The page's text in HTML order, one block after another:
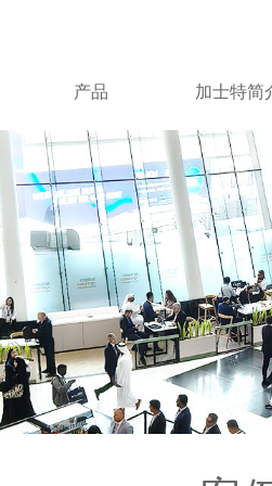
产品 加士特简